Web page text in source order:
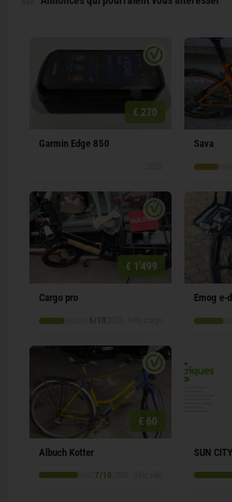
€ 270
Garmin Edge 850 Sava
€ 1'499
Cargo pro
5/10
Emog e-
€ 60
Albuch Kotter
7/10
SUN